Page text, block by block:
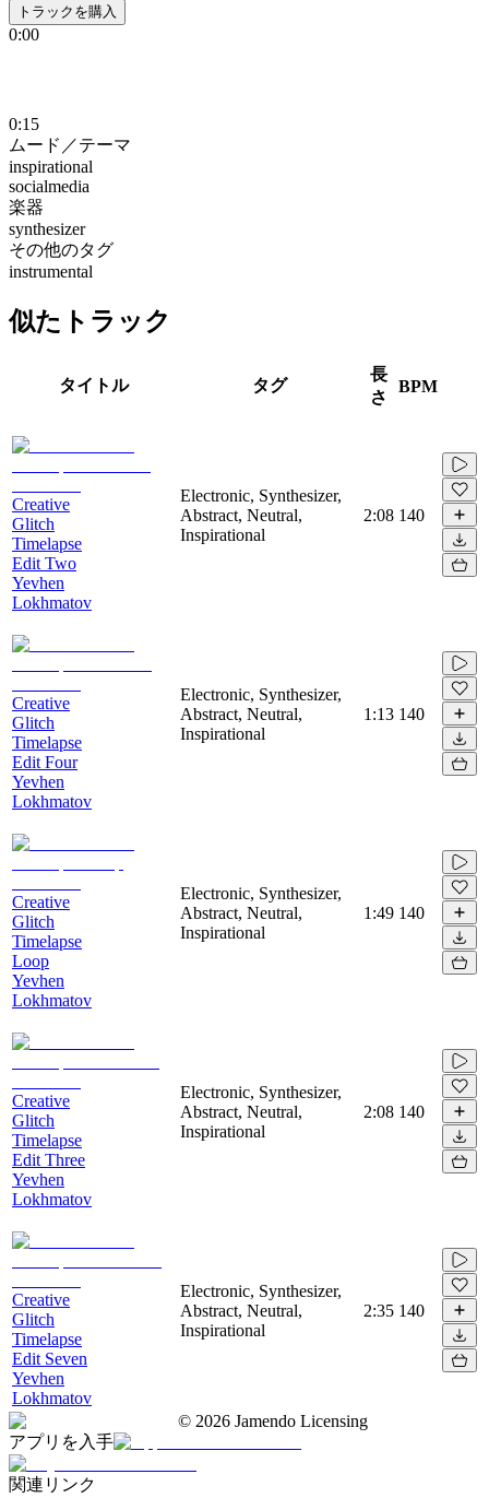
トラックを購入
0:00
0:15
ムード／テーマ
inspirational
socialmedia
楽器
synthesizer
その他のタグ
instrumental
似たトラック
タイトル タグ
長
さ
BPM
Creative
Glitch
Timelapse
Edit Two
Yevhen
Lokhmatov
Electronic, Synthesizer,
Abstract, Neutral,
Inspirational
2:08 140
Creative
Glitch
Timelapse
Edit Four
Yevhen
Lokhmatov
Electronic, Synthesizer,
Abstract, Neutral,
Inspirational
1:13 140
Creative
Glitch
Timelapse
Loop
Yevhen
Lokhmatov
Electronic, Synthesizer,
Abstract, Neutral,
Inspirational
1:49 140
Creative
Glitch
Timelapse
Edit Three
Yevhen
Lokhmatov
Electronic, Synthesizer,
Abstract, Neutral,
Inspirational
2:08 140
Creative
Glitch
Timelapse
Edit Seven
Yevhen
Lokhmatov
Electronic, Synthesizer,
Abstract, Neutral,
Inspirational
2:35 140
© 2026 Jamendo Licensing
アプリを入手
関連リンク